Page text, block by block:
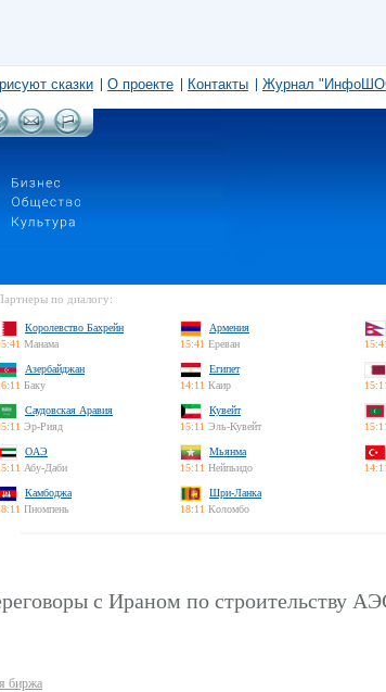
сказки О проекте Контакты Журнал
по диалогу:
Королевство Бахрейн
Манама
Армения
15:41 Ереван
Азербайджан
Баку
Египет
14:11 Каир
Саудовская Аравия
Эр-Рияд
Кувейт
15:11 Эль-Кувейт
ОАЭ
Абу-Даби
Мьянма
15:11 Нейпьидо
Камбоджа
Пномпень
Шри-Ланка
18:11 Коломбо
с Ираном по строительству
биржа